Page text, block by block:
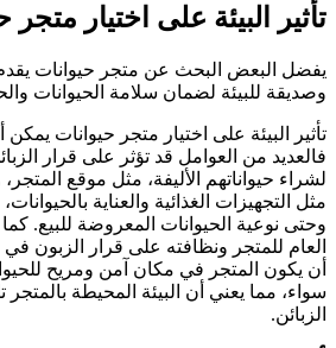
تأثير البيئة على اختيار متجر
يفضل البعض البحث عن متجر حيوانات
وصديقة للبيئة لضمان سلامة الحيوانات
تأثير البيئة على اختيار متجر حيوانات
فالعديد من العوامل قد تؤثر على قرار
لشراء حيواناتهم الأليفة، مثل موقع
مثل التجهيزات الغذائية والعناية
وحتى نوعية الحيوانات المعروضة للبيع. كما
العام للمتجر ونظافته على قرار الزبون
أن يكون المتجر في مكان آمن ومريح
سواء، مما يعني أن البيئة المحيطة
الزبائن.